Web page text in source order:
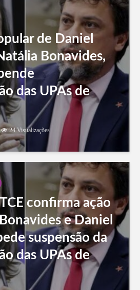
de Daniel
Bonavides,
das UPAs de
24 Visualizações
confirma ação
e Daniel
suspensão da
das UPAs de